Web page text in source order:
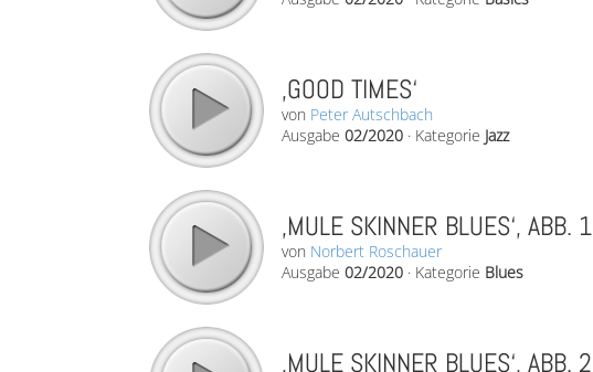
‚GOOD TIMES‘
von Peter Autschbach
Ausgabe 02/2020 · Kategorie Jazz
‚MULE SKINNER BLUES‘, ABB. 1
von Norbert Roschauer
Ausgabe 02/2020 · Kategorie Blues
‚MULE SKINNER BLUES‘, ABB. 2